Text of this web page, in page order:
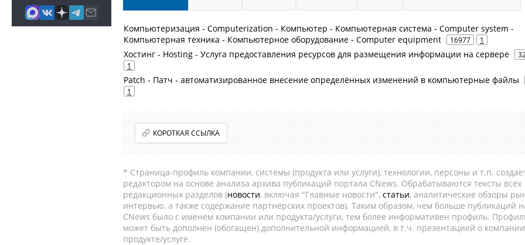
Компьютеризация - Computerization - Компьютер - Компьютерная система - Computer system -
Компьютерная техника - Компьютерное оборудование - Computer equipment
16977 1
Хостинг - Hosting - Услуга предоставления ресурсов для размещения информации на сервере
1
Patch - Патч - автоматизированное внесение определённых изменений в компьютерные файлы
1
КОРОТКАЯ ССЫЛКА
* Страница-профиль компании, системы (продукта или услуги), технологии, персоны и т.п.
редактором на основе анализа архива публикаций портала CNews. Обрабатываются тексты всех
редакционных разделов (новости, включая "Главные новости", статьи, аналитические обзоры
интервью, а также содержание партнёрских проектов). Таким образом, чем больше публикаций
CNews было с именем компании или продукта/услуги, тем более информативен профиль.
может быть дополнен (обогащен) дополнительной информацией, в т.ч. презентацией о
продукте/услуге.